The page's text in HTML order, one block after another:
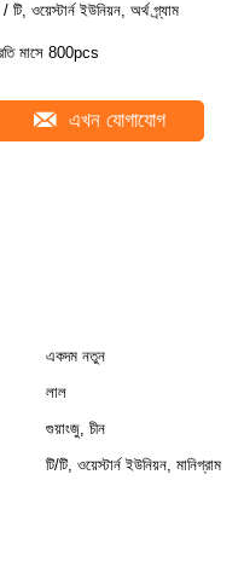
/ টি, ওয়েস্টার্ন ইউনিয়ন, অর্থ গ্র্যাম
মাসে 800pcs
এখন যোগাযোগ
একদম নতুন
লাল
গুয়াংজু, চীন
টি/টি, ওয়েস্টার্ন ইউনিয়ন, মানিগ্রাম